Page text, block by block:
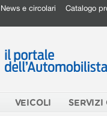
News e circolari Catalogo
VEICOLI SERVIZI